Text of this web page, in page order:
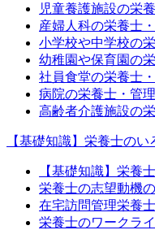
児童養護施設の栄
産婦人科の栄養士
小学校や中学校の
幼稚園や保育園の
社員食堂の栄養士
病院の栄養士・管
高齢者介護施設の
【基礎知識】栄養士のい
【基礎知識】栄養
栄養士の志望動機
在宅訪問管理栄養
栄養士のワークラ